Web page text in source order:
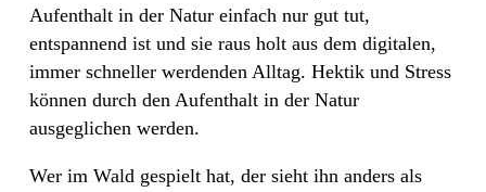
Aufenthalt in der Natur einfach nur gut tut,
entspannend ist und sie raus holt aus dem digitalen,
immer schneller werdenden Alltag. Hektik und Stress
können durch den Aufenthalt in der Natur
ausgeglichen werden.
Wer im Wald gespielt hat, der sieht ihn anders als